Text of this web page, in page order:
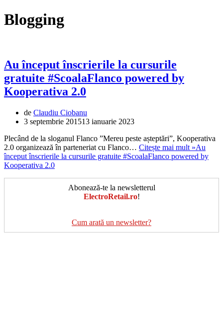
Blogging
Au început înscrierile la cursurile
gratuite #ScoalaFlanco powered by
Kooperativa 2.0
de Claudiu Ciobanu
3 septembrie 201513 ianuarie 2023
Plecând de la sloganul Flanco ”Mereu peste așteptări”, Kooperativa
2.0 organizează în parteneriat cu Flanco… Citește mai mult »Au
început înscrierile la cursurile gratuite #ScoalaFlanco powered by
Kooperativa 2.0
Abonează-te la newsletterul
ElectroRetail.ro!
Cum arată un newsletter?